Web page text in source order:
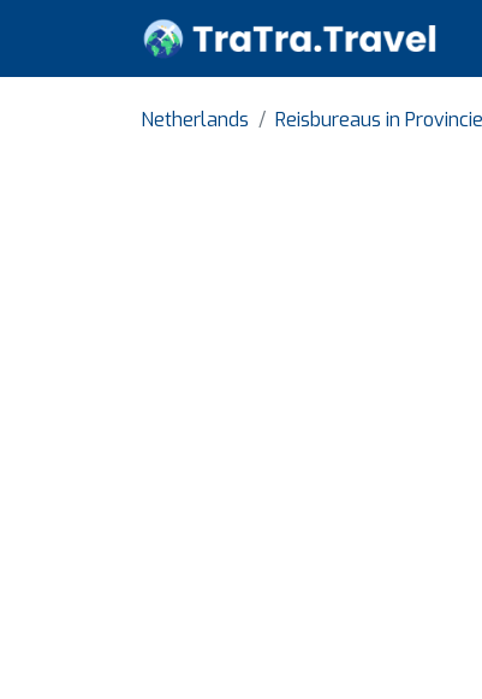
Netherlands Reisbureaus in